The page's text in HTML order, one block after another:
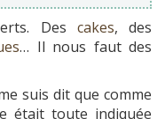
Des cakes, des
… Il nous faut des
suis dit que comme
était toute indiquée